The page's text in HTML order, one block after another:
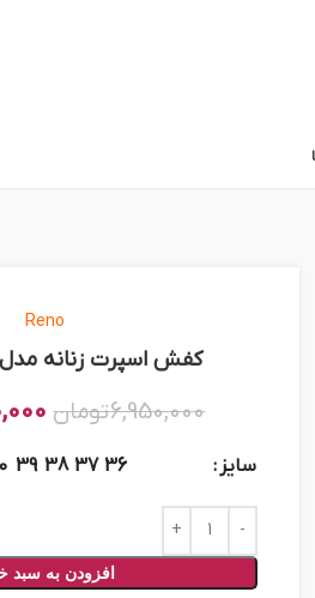
Reno
کفش اسپرت زنانه مدل Reno-60092
6,950,000تومان
سایز 36
37
38
39
افزودن به سبد